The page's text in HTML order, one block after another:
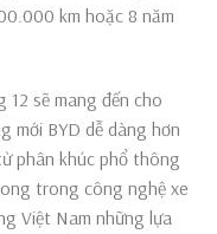
km hoặc 8 năm
sẽ mang đến cho
mới BYD dễ dàng hơn
phân khúc phổ thông
trong công nghệ xe
Việt Nam những lựa